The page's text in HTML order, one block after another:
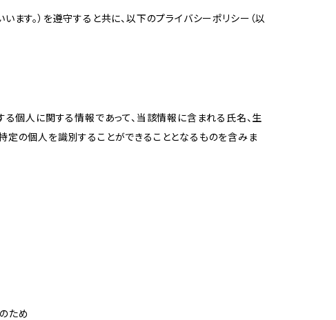
す。）を遵守すると共に、以下のプライバシーポリシー（以
個人に関する情報であって、当該情報に含まれる氏名、生
定の個人を識別することができることとなるものを含みま
ため